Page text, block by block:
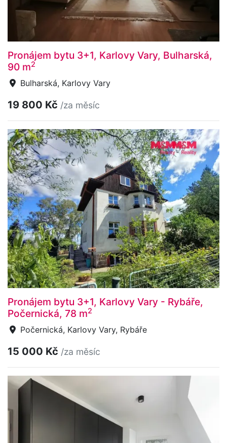
Pronájem bytu 3+1, Karlovy Vary, Bulharská,
90 m2
Bulharská, Karlovy Vary
19 800 Kč /za měsíc
Pronájem bytu 3+1, Karlovy Vary - Rybáře,
Počernická, 78 m2
Počernická, Karlovy Vary, Rybáře
15 000 Kč /za měsíc